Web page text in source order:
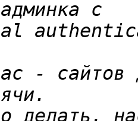
- сайтов
делать,